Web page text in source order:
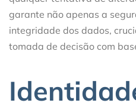
garante não apenas a
integridade dos dados,
tomada de decisão com